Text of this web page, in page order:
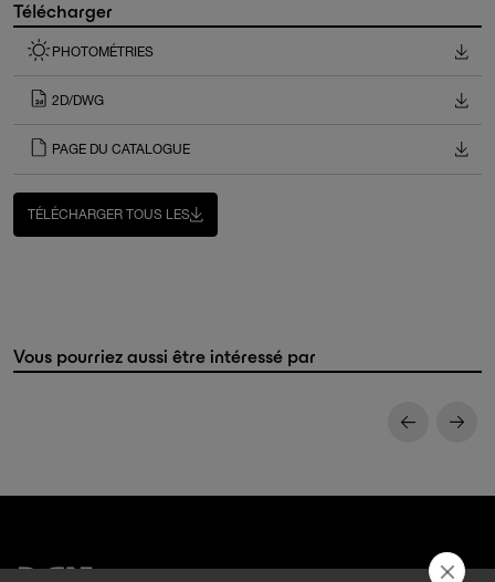
Télécharger
PHOTOMÉTRIES
2D/DWG
PAGE DU CATALOGUE
TÉLÉCHARGER TOUS LES
Vous pourriez aussi être intéressé par